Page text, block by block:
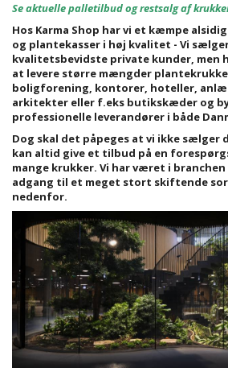
Se aktuelle palletilbud og restsalg af
Hos Karma Shop har vi et kæmpe
og plantekasser i høj kvalitet - Vi
kvalitetsbevidste private kunder, men
at levere større mængder
boligforening, kontorer, hoteller,
arkitekter eller f.eks butikskæder og
professionelle leverandører i både
Dog skal det påpeges at vi ikke sælger
kan altid give et tilbud på en
mange krukker. Vi har været i branchen
adgang til et meget stort skiftende
nedenfor.